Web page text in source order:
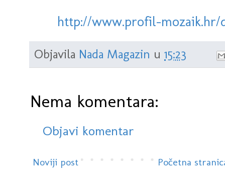
http://www.profil-mozaik.hr/
Objavila Nada Magazin u 15:23
Nema komentara:
Objavi komentar
Noviji post Početna